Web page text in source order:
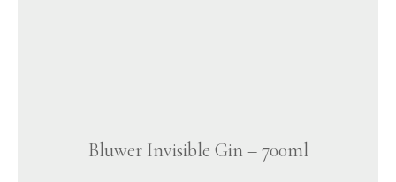
Bluwer Invisible Gin – 700ml